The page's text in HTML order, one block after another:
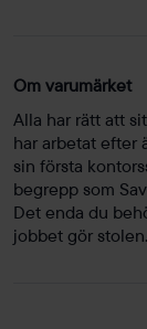
Om varumärket
Alla har rätt att
har arbetat efter
sin första
begrepp som
Det enda du
jobbet gör